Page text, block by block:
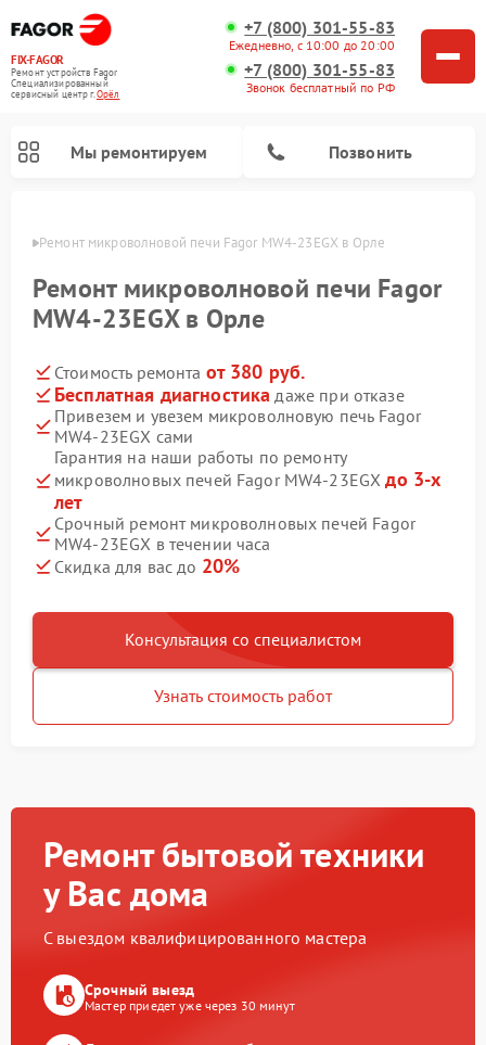
FIX-FAGOR
Ремонт устройств Fagor
Специализированный
cервисный центр г.Орёл
+7 (800) 301-55-83
Ежедневно, с 10:00 до 20:00
+7 (800) 301-55-83
Звонок бесплатный по РФ
Мы ремонтируем Позвонить
Ремонт микроволновой печи Fagor MW4-23EGX в Орле
Ремонт микроволновой печи Fagor
MW4-23EGX в Орле
Стоимость ремонта от 380 руб.
Бесплатная диагностика даже при отказе
Привезем и увезем микроволновую печь Fagor
MW4-23EGX сами
Гарантия на наши работы по ремонту
микроволновых печей Fagor MW4-23EGXдо 3-х
лет
Срочный ремонт микроволновых печей Fagor
MW4-23EGX в течении часа
Скидка для вас до 20%
Консультация со специалистом
Узнать стоимость работ
Ремонт бытовой техники
у Вас дома
С выездом квалифицированного мастера
Срочный выезд
Мастер приедет уже через 30 минут